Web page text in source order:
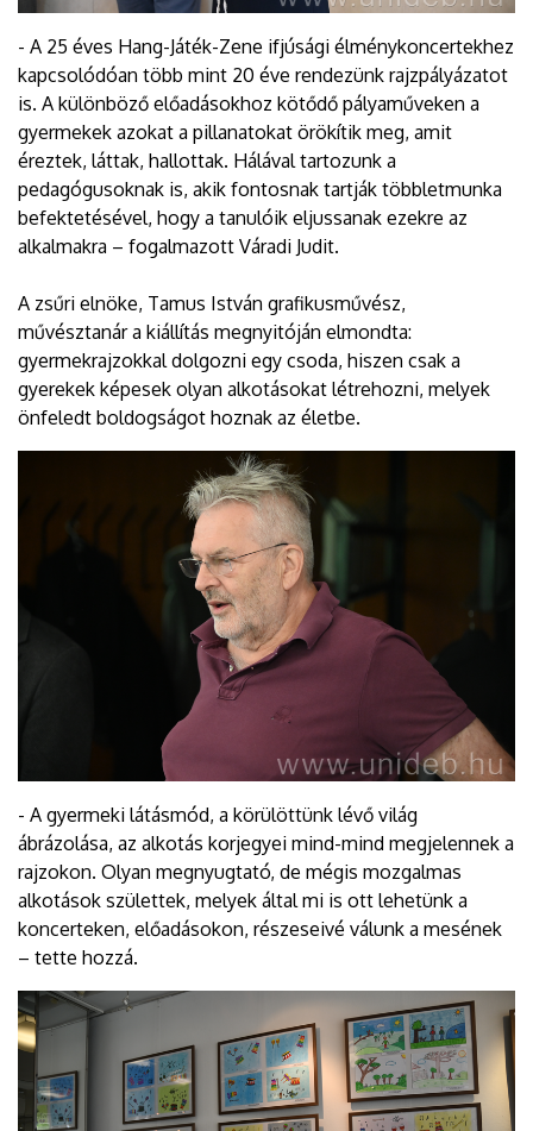
- A 25 éves Hang-Játék-Zene ifjúsági élménykoncertekhez
kapcsolódóan több mint 20 éve rendezünk rajzpályázatot
is. A különböző előadásokhoz kötődő pályaműveken a
gyermekek azokat a pillanatokat örökítik meg, amit
éreztek, láttak, hallottak. Hálával tartozunk a
pedagógusoknak is, akik fontosnak tartják többletmunka
befektetésével, hogy a tanulóik eljussanak ezekre az
alkalmakra – fogalmazott Váradi Judit.
A zsűri elnöke, Tamus István grafikusművész,
művésztanár a kiállítás megnyitóján elmondta:
gyermekrajzokkal dolgozni egy csoda, hiszen csak a
gyerekek képesek olyan alkotásokat létrehozni, melyek
önfeledt boldogságot hoznak az életbe.
- A gyermeki látásmód, a körülöttünk lévő világ
ábrázolása, az alkotás korjegyei mind-mind megjelennek a
rajzokon. Olyan megnyugtató, de mégis mozgalmas
alkotások születtek, melyek által mi is ott lehetünk a
koncerteken, előadásokon, részeseivé válunk a mesének
– tette hozzá.